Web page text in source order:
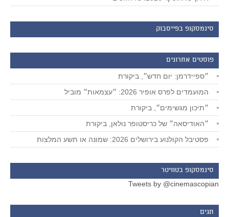
סינמסקופ בפייסבוק
פוסטים אחרונים
״ספיידרמן: יום חדש״, ביקורת
המועמדים לפרס אופיר 2026: ״עצמאות״ מוביל
״תיכון מגשימים״, ביקורת
״האודיסאה״ של כריסטופר נולאן, ביקורת
פסטיבל הקולנוע בירושלים 2026: שמונה או תשע המלצות
סינמסקופ בטוויטר
Tweets by @cinemascopian
תגים